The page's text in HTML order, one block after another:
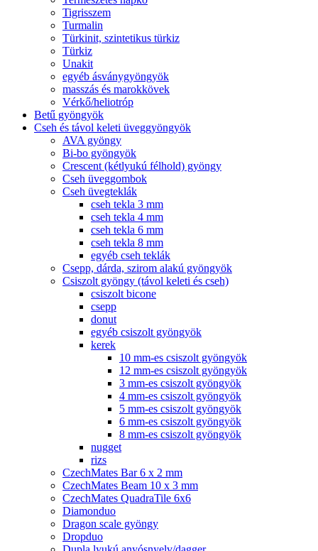
Tigrisszem
Turmalin
Türkinit, szintetikus türkiz
Türkiz
Unakit
egyéb ásványgyöngyök
masszás és marokkövek
Vérkő/heliotróp
Betű gyöngyök
Cseh és távol keleti üveggyöngyök
AVA gyöngy
Bi-bo gyöngyök
Crescent (kétlyukú félhold) gyöngy
Cseh üveggombok
Cseh üvegteklák
cseh tekla 3 mm
cseh tekla 4 mm
cseh tekla 6 mm
cseh tekla 8 mm
egyéb cseh teklák
Csepp, dárda, szirom alakú gyöngyök
Csiszolt gyöngy (távol keleti és cseh)
csiszolt bicone
csepp
donut
egyéb csiszolt gyöngyök
kerek
10 mm-es csiszolt gyöngyök
12 mm-es csiszolt gyöngyök
3 mm-es csiszolt gyöngyök
4 mm-es csiszolt gyöngyök
5 mm-es csiszolt gyöngyök
6 mm-es csiszolt gyöngyök
8 mm-es csiszolt gyöngyök
nugget
rizs
CzechMates Bar 6 x 2 mm
CzechMates Beam 10 x 3 mm
CzechMates QuadraTile 6x6
Diamonduo
Dragon scale gyöngy
Dropduo